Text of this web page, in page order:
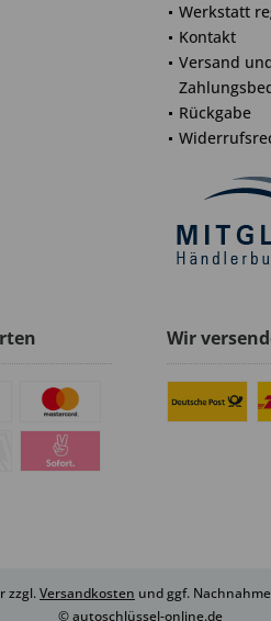
Werkstatt
Kontakt
Versand
Rückgabe
Wir
zzgl.Versandkosten und ggf.
© autoschlüssel-online.de